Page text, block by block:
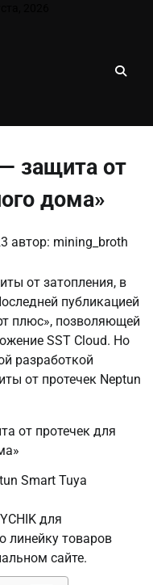
защита от
дома»
автор: mining_broth
от затопления, в
публикацией
плюс», позволяющей
SST Cloud. Но
разработкой
от протечек Neptun
Smart Tuya
для
линейку товаров
сайте.